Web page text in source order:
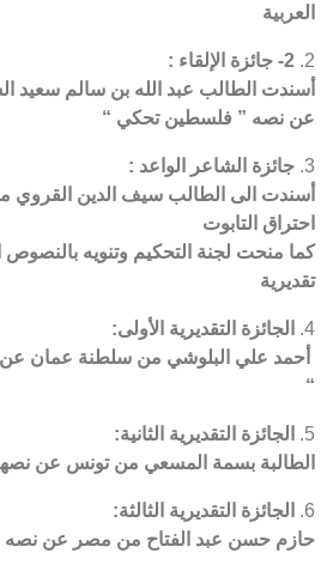
العربية
2- جائزة الإلقاء :
أسندت الطالب عبد الله بن سالم
عن نصه ” فلسطين تحكي “
جائزة الشاعر الواعد :
أسندت الى الطالب سيف الدين
احتراق التابوت
كما منحت لجنة التحكيم وتنويه بالنصوص
تقديرية
الجائزة التقديرية الأولى:
أحمد علي البلوشي من سلطنة عمان عن
“
الجائزة التقديرية الثانية:
الطالبة بسمة المسعي من تونس عن
الجائزة التقديرية الثالثة:
حازم حسن عبد الفتاح من مصر عن نصه ”